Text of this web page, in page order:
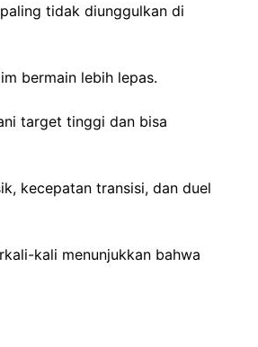
tidak diunggulkan di
bermain lebih lepas.
target tinggi dan bisa
kecepatan transisi, dan duel
kali menunjukkan bahwa